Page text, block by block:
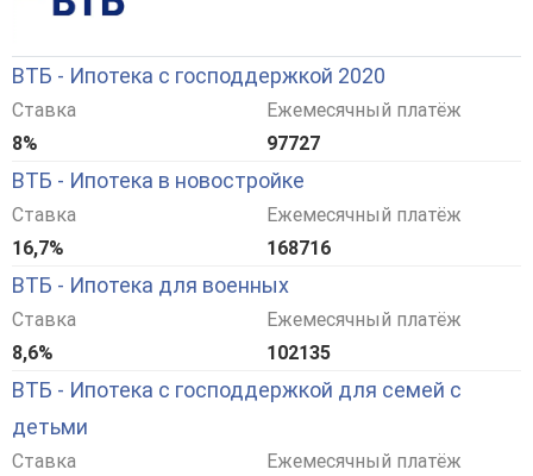
ВТБ - Ипотека с господдержкой 2020
Ставка
8%
Ежемесячный платёж
97727
ВТБ - Ипотека в новостройке
Ставка
16,7%
Ежемесячный платёж
168716
ВТБ - Ипотека для военных
Ставка
8,6%
Ежемесячный платёж
102135
ВТБ - Ипотека с господдержкой для семей с
детьми
Ставка
Ежемесячный платёж